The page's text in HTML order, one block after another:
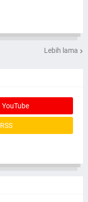
Lebih lama
YouTube
RSS